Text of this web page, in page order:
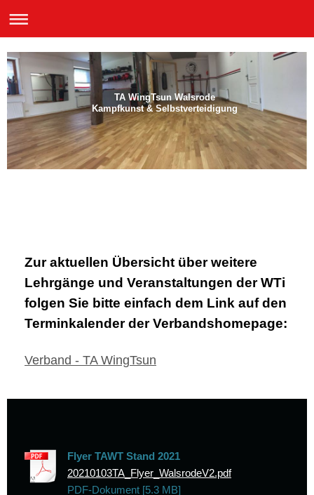
TA WingTsun Walsrode
Kampfkunst & Selbstverteidigung
Zur aktuellen Übersicht über weitere
Lehrgänge und Veranstaltungen der WTi
folgen Sie bitte einfach dem Link auf den
Terminkalender der Verbandshomepage:
Verband - TA WingTsun
Flyer TAWT Stand 2021
20210103TA_Flyer_WalsrodeV2.pdf
PDF-Dokument [5.3 MB]